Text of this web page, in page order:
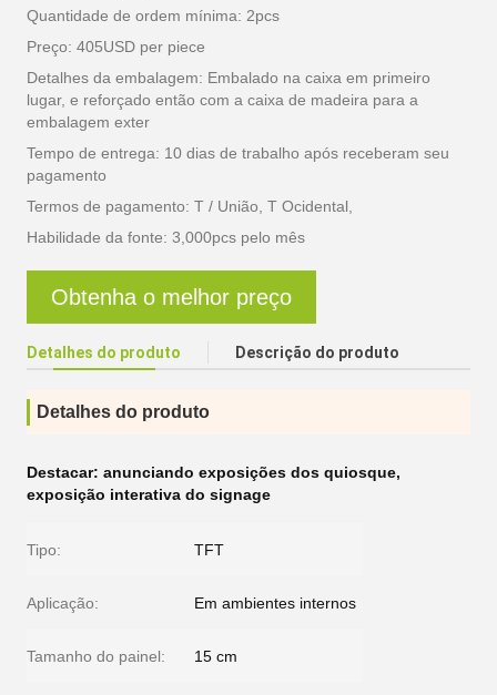
Quantidade de ordem mínima: 2pcs
Preço: 405USD per piece
Detalhes da embalagem: Embalado na caixa em primeiro
lugar, e reforçado então com a caixa de madeira para a
embalagem exter
Tempo de entrega: 10 dias de trabalho após receberam seu
pagamento
Termos de pagamento: T / União, T Ocidental,
Habilidade da fonte: 3,000pcs pelo mês
Obtenha o melhor preço
Detalhes do produto Descrição do produto
Detalhes do produto
Destacar: anunciando exposições dos quiosque,
exposição interativa do signage
Tipo: TFT
Aplicação: Em ambientes internos
Tamanho do painel: 15 cm